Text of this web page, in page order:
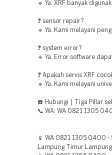
🔹 Ya. XRF banyak
❓ sensor repair?
🔹 Ya. Kami melayani
❓ system error?
🔹 Ya. Error software
❓ Apakah servis XRF
🔹 Ya. Kami melayani
☎️ Hubungi | Tiga Pillar
📞 WA: WA 0821 1305
📱 WA 0821 1305 0400 -
Lampung Timur Lampung